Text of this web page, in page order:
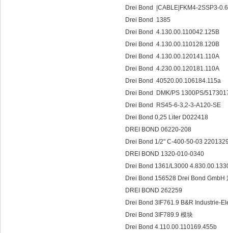
Drei Bond |CABLE|FKM4-2SSP3-
Drei Bond 1385
Drei Bond 4.130.00.110042.125B
Drei Bond 4.130.00.110128.120B
Drei Bond 4.130.00.120141.110A
Drei Bond 4.230.00.120181.110A
Drei Bond 40520.00.106184.115a
Drei Bond DMK/PS 1300PS/
Drei Bond RS45-6-3,2-3-A120-SE
Drei Bond 0,25 Liter D022418
DREI BOND 06220-208
Drei Bond 1/2" C-400-50-03
DREI BOND 1320-010-0340
Drei Bond 1361/L3000
Drei Bond 156528 Drei Bond GmbH
DREI BOND 262259
Drei Bond 3IF761.9 B&R Industrie-
Drei Bond 3IF789.9 模块
Drei Bond 4.110.00.110169.455b